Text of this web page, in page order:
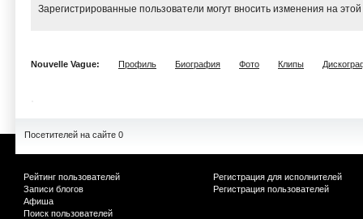
Зарегистрированные пользователи могут вносить изменения на
Nouvelle Vague: Профиль Биография Фото Клипы
Посетителей на сайте 0
Рейтинг пользователей
Записи блогов
Афиша
Поиск пользователей
Регистрация для исполнителей
Регистрация пользователей